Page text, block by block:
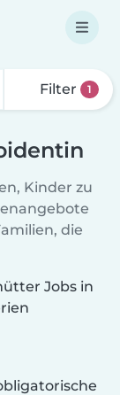
Filter 1
Kinder zu
die
Jobs in